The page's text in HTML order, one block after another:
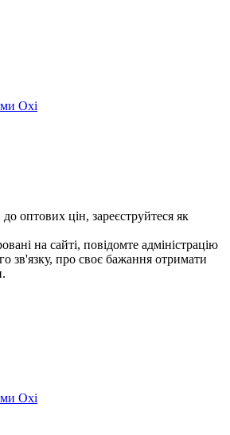
Oxi
оптових цін, зареєструйтеся як
на сайті, повідомте адміністрацію
зв'язку, про своє бажання отримати
Oxi